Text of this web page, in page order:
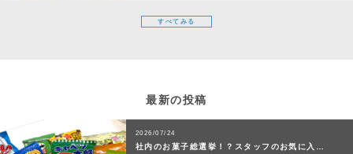
すべてみる
最新の投稿
2026/07/24
社内のお菓子総選挙！？スタッフのお気に入…